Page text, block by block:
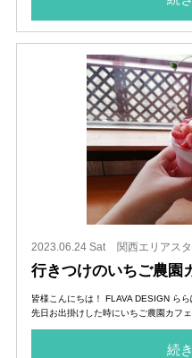
2023.06.24 Sat 関西エリアス
行きつけのいちご農園
皆様こんにちは！ FLAVA DESIGN ら
先日お出掛けした時にいちご農園カフ
続